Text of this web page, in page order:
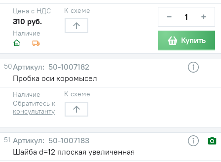
Наличие
Цена с НДС
310 руб.
К схеме − +
Купить
50
50-1007182
Пробка оси коромысел
Наличие
Обратитесь к
консультанту
К схеме
51
50-1007183
Шайба d=12 плоская увеличенная